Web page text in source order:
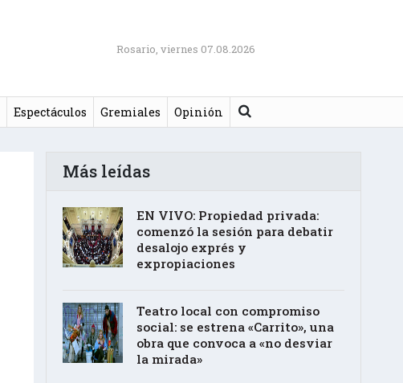
Rosario, viernes 07.08.2026
Espectáculos Gremiales Opinión Buscar
Más leídas
EN VIVO: Propiedad privada:
comenzó la sesión para debatir
desalojo exprés y
expropiaciones
Teatro local con compromiso
social: se estrena «Carrito», una
obra que convoca a «no desviar
la mirada»